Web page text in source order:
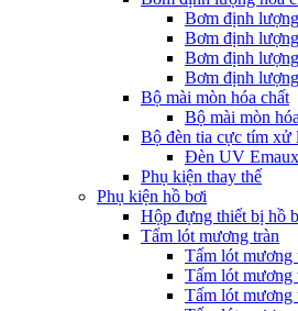
Bơm định
Bơm định
Bơm định
Bơm định
Bộ mài mòn hóa chất
Bộ mài mòn
Bộ đèn tia cực tím xử
Đèn UV Emaux
Phụ kiện thay thế
Phụ kiện hồ bơi
Hộp đựng thiết bị hồ
Tấm lót mương tràn
Tấm lót mương
Tấm lót mương
Tấm lót mương